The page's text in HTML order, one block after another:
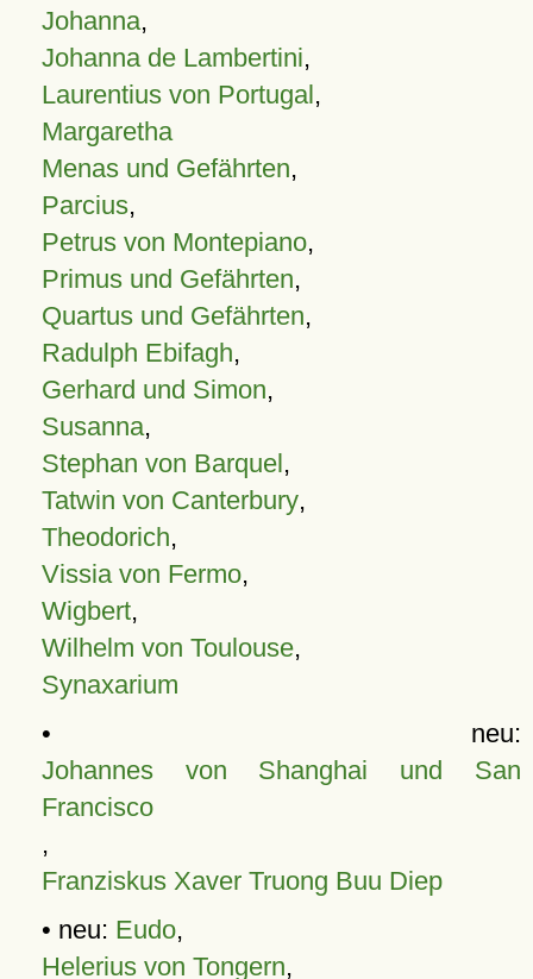
Johanna,
Johanna de Lambertini,
Laurentius von Portugal,
Margaretha
Menas und Gefährten,
Parcius,
Petrus von Montepiano,
Primus und Gefährten,
Quartus und Gefährten,
Radulph Ebifagh,
Gerhard und Simon,
Susanna,
Stephan von Barquel,
Tatwin von Canterbury,
Theodorich,
Vissia von Fermo,
Wigbert,
Wilhelm von Toulouse,
Synaxarium
• neu:
Johannes von Shanghai und San
Francisco
,
Franziskus Xaver Truong Buu Diep
• neu: Eudo,
Helerius von Tongern,